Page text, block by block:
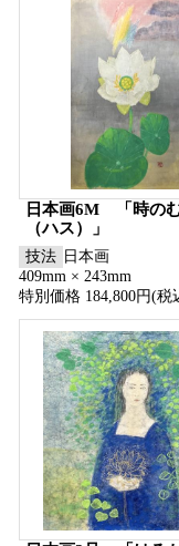
日本画6M 「時の
（ハス）」
技法 日本画
409mm × 243mm
特別価格 184,800円(税